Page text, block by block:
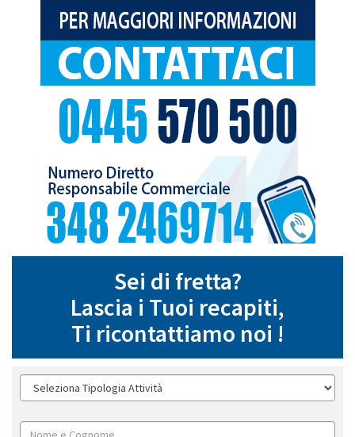
Sei di fretta?
Lascia i Tuoi recapiti,
Ti ricontattiamo noi !